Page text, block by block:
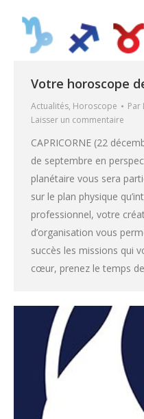
Votre horoscope
Actualités, Horoscope Par
Laisser un commentaire
CAPRICORNE (22
de septembre en
planétaire vous sera
sur le plan physique
professionnel, votre
d’organisation vous
succès les missions qui
cœur, prenez le temps